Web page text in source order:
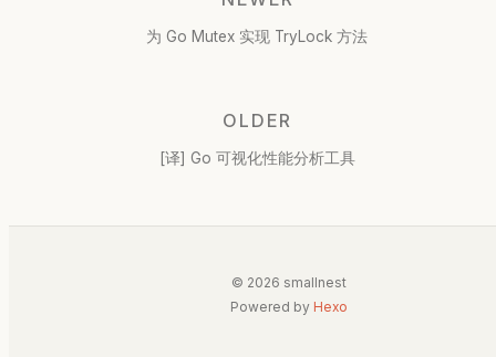
为 Go Mutex 实现 TryLock 方法
OLDER
[译] Go 可视化性能分析工具
© 2026 smallnest
Powered by Hexo